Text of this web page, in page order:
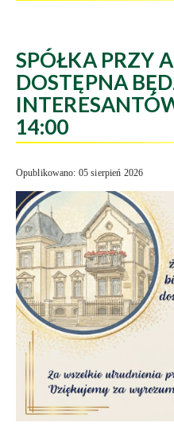
SPÓŁKA PRZY
DOSTĘPNA
14:00
Opublikowano: 05 sierpień 2026